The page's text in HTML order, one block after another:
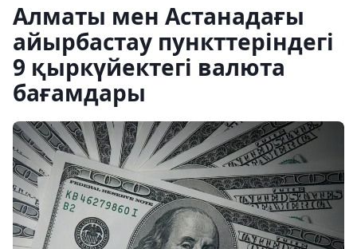
Алматы мен Астанадағы
айырбастау пункттеріндегі
9 қыркүйектегі валюта
бағамдары